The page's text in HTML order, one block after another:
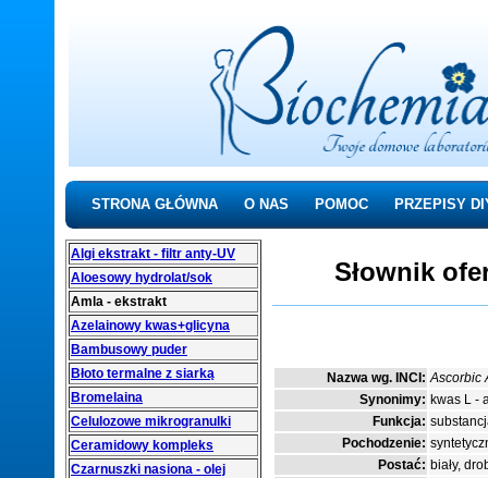
STRONA GŁÓWNA O NAS POMOC PRZEPISY
Algi ekstrakt - filtr anty-UV
Aloesowy hydrolat/sok
Amla - ekstrakt
Azelainowy kwas+glicyna
Bambusowy puder
Błoto termalne z siarką
Bromelaina
Celulozowe mikrogranulki
Ceramidowy kompleks
Czarnuszki nasiona - olej
Słownik
Nazwa wg. INCI: Ascorbic
Synonimy: kwas L -
Funkcja:
Pochodzenie:
Postać: biały,